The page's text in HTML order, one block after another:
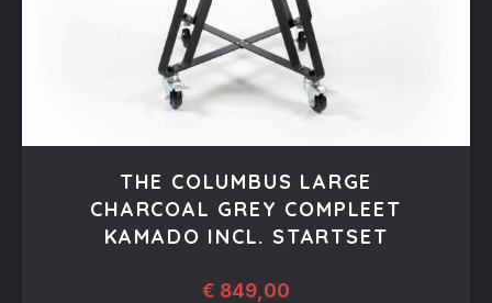
THE COLUMBUS LARGE
CHARCOAL GREY COMPLEET
KAMADO INCL. STARTSET
€ 849,00